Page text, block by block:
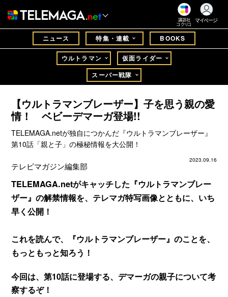
講談社
コクリコ
マイページ
ニュース 特集・連載 BOOKS
ウルトラマン
仮面ライダー
スーパー戦隊
【ウルトラマンブレーザー】子を思う親の愛
情！ ベビーデマーガ登場!!
TELEMAGA.netが独自につかんだ『ウルトラマンブレーザー』
第10話「親と子」の極秘情報を大公開！
2023.09.16
テレビマガジン編集部
TELEMAGA.netがキャッチした『ウルトラマンブレー
ザー』の解禁情報を、テレマガ特写画像とともに、いち
早く公開！
これを読んで、『ウルトラマンブレーザー』のことを、
もっともっと知ろう！
今回は、第10話に登場する、デマーガの親子について考
察するぞ！